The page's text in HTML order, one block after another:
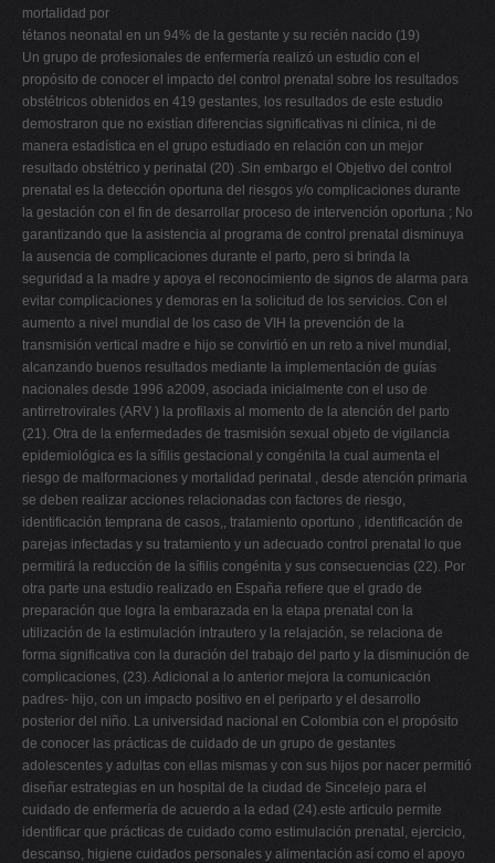
mortalidad por
tétanos neonatal en un 94% de la gestante y su recién nacido (19)
Un grupo de profesionales de enfermería realizó un estudio con el
propósito de conocer el impacto del control prenatal sobre los resultados
obstétricos obtenidos en 419 gestantes, los resultados de este estudio
demostraron que no existían diferencias significativas ni clínica, ni de
manera estadística en el grupo estudiado en relación con un mejor
resultado obstétrico y perinatal (20) .Sin embargo el Objetivo del control
prenatal es la detección oportuna del riesgos y/o complicaciones durante
la gestación con el fin de desarrollar proceso de intervención oportuna ; No
garantizando que la asistencia al programa de control prenatal disminuya
la ausencia de complicaciones durante el parto, pero si brinda la
seguridad a la madre y apoya el reconocimiento de signos de alarma para
evitar complicaciones y demoras en la solicitud de los servicios. Con el
aumento a nivel mundial de los caso de VIH la prevención de la
transmisión vertical madre e hijo se convirtió en un reto a nivel mundial,
alcanzando buenos resultados mediante la implementación de guías
nacionales desde 1996 a2009, asociada inicialmente con el uso de
antirretrovirales (ARV ) la profilaxis al momento de la atención del parto
(21). Otra de la enfermedades de trasmisión sexual objeto de vigilancia
epidemiológica es la sífilis gestacional y congénita la cual aumenta el
riesgo de malformaciones y mortalidad perinatal , desde atención primaria
se deben realizar acciones relacionadas con factores de riesgo,
identificación temprana de casos,, tratamiento oportuno , identificación de
parejas infectadas y su tratamiento y un adecuado control prenatal lo que
permitirá la reducción de la sífilis congénita y sus consecuencias (22). Por
otra parte una estudio realizado en España refiere que el grado de
preparación que logra la embarazada en la etapa prenatal con la
utilización de la estimulación intrautero y la relajación, se relaciona de
forma significativa con la duración del trabajo del parto y la disminución de
complicaciones, (23). Adicional a lo anterior mejora la comunicación
padres- hijo, con un impacto positivo en el periparto y el desarrollo
posterior del niño. La universidad nacional en Colombia con el propósito
de conocer las prácticas de cuidado de un grupo de gestantes
adolescentes y adultas con ellas mismas y con sus hijos por nacer permitió
diseñar estrategias en un hospital de la ciudad de Sincelejo para el
cuidado de enfermería de acuerdo a la edad (24).este articulo permite
identificar que prácticas de cuidado como estimulación prenatal, ejercicio,
descanso, higiene cuidados personales y alimentación así como el apoyo